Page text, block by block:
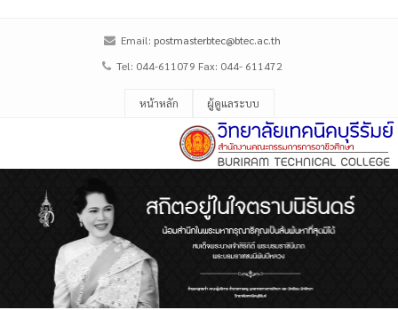
Email: postmasterbtec@btec.ac.th
Tel: 044-611079 Fax: 044- 611472
หน้าหลัก ผู้ดูแลระบบ